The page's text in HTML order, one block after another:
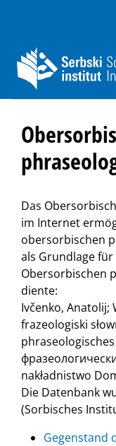
Das
im Internet
obersorbischen
als Grundlage
Obersorbischen
diente:
Ivčenko, Anatolij;
frazeologiski
nakładnistwo
Die Datenbank
(Sorbisches
Gegenstand